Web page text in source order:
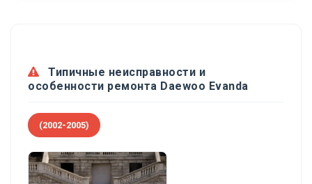
Типичные неисправности и
особенности ремонта Daewoo Evanda
(2002-2005)